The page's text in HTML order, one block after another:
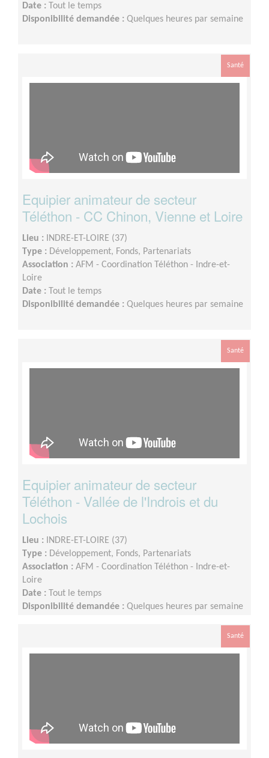
Date :
Tout le temps
Disponibilité demandée : Quelques heures par semaine
Santé
Equipier animateur de secteur
Téléthon - CC Chinon, Vienne et Loire
Lieu :
INDRE-ET-LOIRE (37)
Type : Développement, Fonds, Partenariats
Association : AFM - Coordination Téléthon - Indre-et-
Loire
Date :
Tout le temps
Disponibilité demandée : Quelques heures par semaine
Santé
Equipier animateur de secteur
Téléthon - Vallée de l'Indrois et du
Lochois
Lieu :
INDRE-ET-LOIRE (37)
Type : Développement, Fonds, Partenariats
Association : AFM - Coordination Téléthon - Indre-et-
Loire
Date :
Tout le temps
Disponibilité demandée : Quelques heures par semaine
Santé